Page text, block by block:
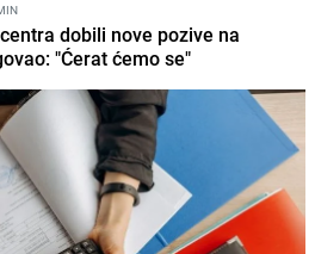
dobili nove pozive na
"Ćerat ćemo se"